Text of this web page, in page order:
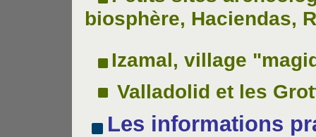
biosphère, Haciendas,
Izamal, village
Valladolid et les
Les informations